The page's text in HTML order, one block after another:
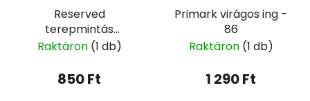
Reserved
terepmintás
oldalzsebes nadrág -
Raktáron (1 db)
850 Ft
Primark virágos ing -
86
Raktáron (1 db)
1 290 Ft